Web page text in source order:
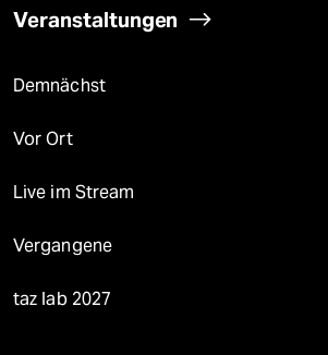
Veranstaltungen
Demnächst
Vor Ort
Live im Stream
Vergangene
taz lab 2027